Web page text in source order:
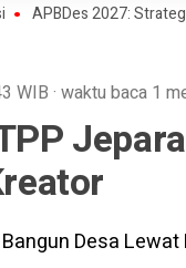
2027: Strategi
WIB · waktu baca 1